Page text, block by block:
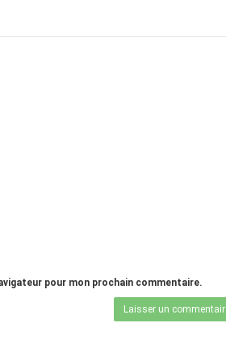
pour mon prochain commentaire.